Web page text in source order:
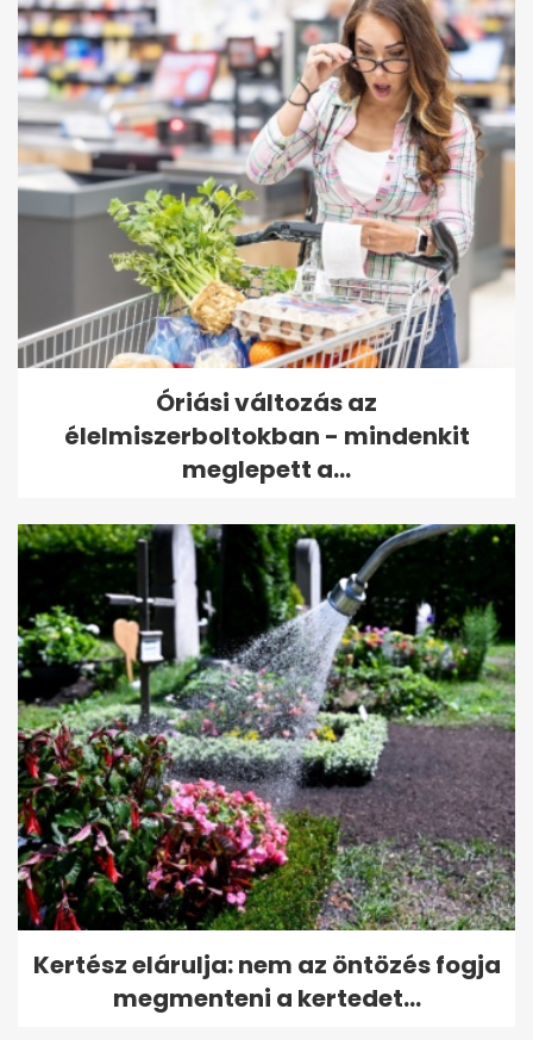
Óriási változás az
élelmiszerboltokban - mindenkit
meglepett a...
Kertész elárulja: nem az öntözés fogja
megmenteni a kertedet...